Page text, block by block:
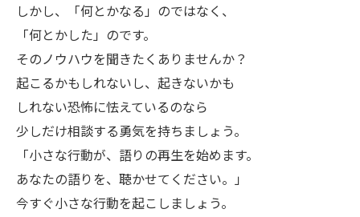
しかし、「何とかなる」のではなく、
「何とかした」のです。
そのノウハウを聞きたくありませんか？
起こるかもしれないし、起きないかも
しれない恐怖に怯えているのなら
少しだけ相談する勇気を持ちましょう。
「小さな行動が、語りの再生を始めます。
あなたの語りを、聴かせてください。」
今すぐ小さな行動を起こしましょう。